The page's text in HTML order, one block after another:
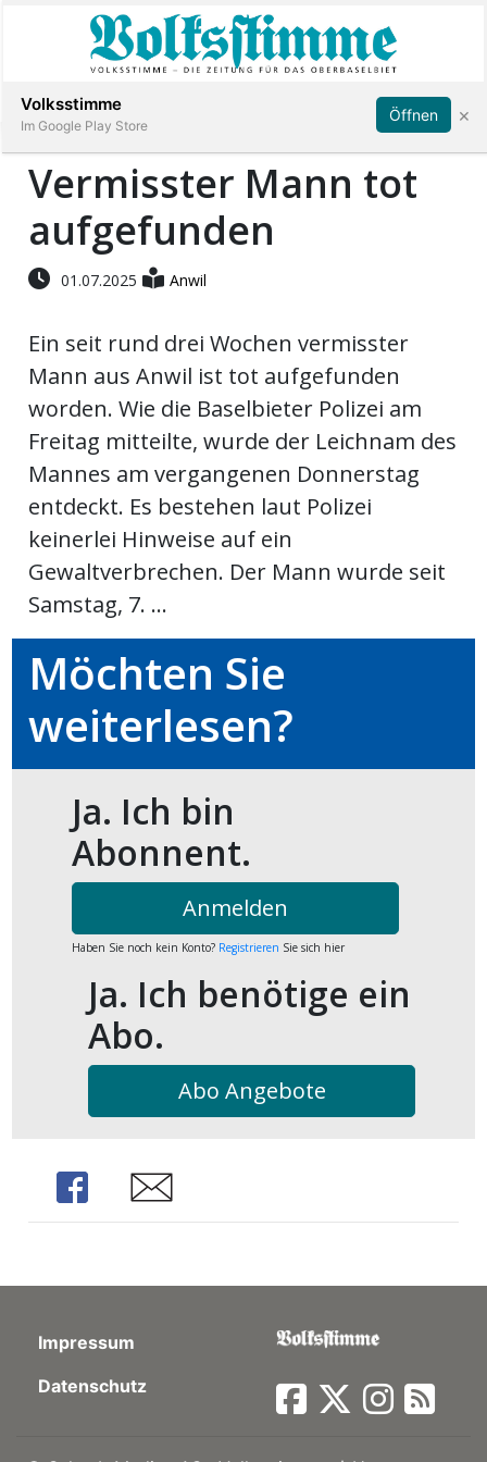
Immobilien
Veranstaltungen
Stellen
E-
App
Fussball
Abonnieren Anmelden
Vermisster Mann tot
aufgefunden
01.07.2025 Anwil
Ein seit rund drei Wochen vermisster
Mann aus Anwil ist tot aufgefunden
worden. Wie die Baselbieter Polizei am
Freitag mitteilte, wurde der Leichnam des
Mannes am vergangenen Donnerstag
entdeckt. Es bestehen laut Polizei
keinerlei Hinweise auf ein
Gewaltverbrechen. Der Mann wurde seit
Samstag, 7. ...
Möchten Sie
weiterlesen?
Ja. Ich bin
Abonnent.
Anmelden
Haben Sie noch kein Konto? Registrieren Sie sich hier
Ja. Ich benötige ein
Abo.
Abo Angebote
Share Share
Impressum
Datenschutz
Volksstimme
Im Google Play Store
Öffnen ×